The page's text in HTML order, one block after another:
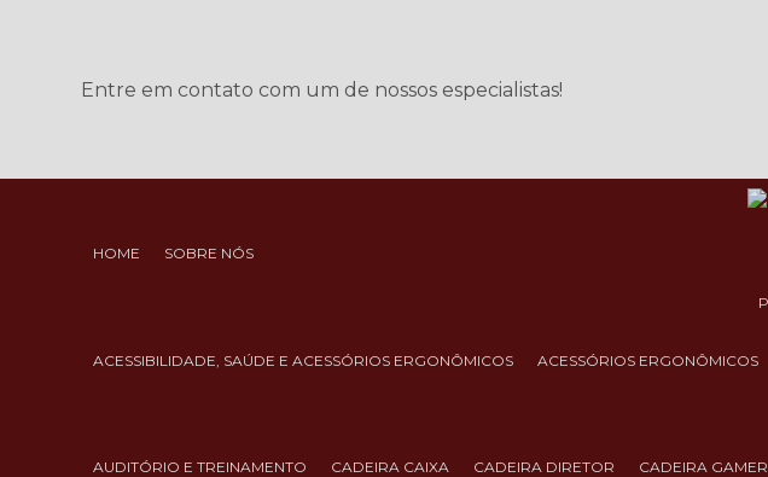
Entre em contato com um de nossos especialistas!
HOME SOBRE NÓS
ACESSIBILIDADE, SAÚDE E ACESSÓRIOS ERGONÔMICOS ACESSÓRIOS ERGONÔMICOS
AUDITÓRIO E TREINAMENTO CADEIRA CAIXA CADEIRA DIRETOR CADEIRA GAMER